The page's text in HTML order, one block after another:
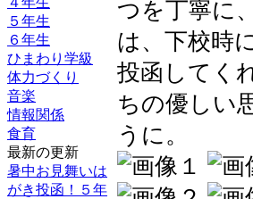
５年生
６年生
ひまわり学級
体力づくり
音楽
情報関係
食育
最新の更新
暑中お見舞いは
がき投函！５年
つを丁寧に
は、下校時
投函してく
ちの優しい
うに。